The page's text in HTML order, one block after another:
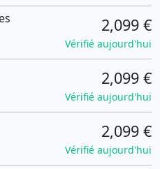
2,099 €
Vérifié aujourd'hui
2,099 €
Vérifié aujourd'hui
2,099 €
Vérifié aujourd'hui